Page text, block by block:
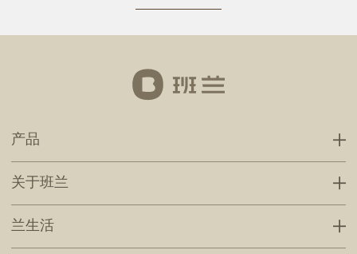
产品
关于班兰
兰生活